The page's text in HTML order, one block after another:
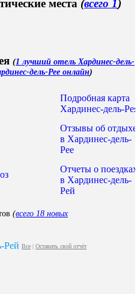
места (всего 1)
(1 лучший отель Хардинес-дель-
дель-Рее онлайн)
Подробная карта
Хардинес-дель-Рея
Отзывы об отдыхе
в Хардинес-дель-
Рее
Отчеты о поездках
в Хардинес-дель-
Рей
(всего 18 новых
Рей Все | Оставить свой отчёт